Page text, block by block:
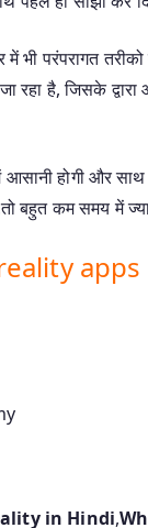
में भी परंपरागत
रहा है, जिसके
होगी और साथ
बहुत कम समय में
apps
in Hindi,